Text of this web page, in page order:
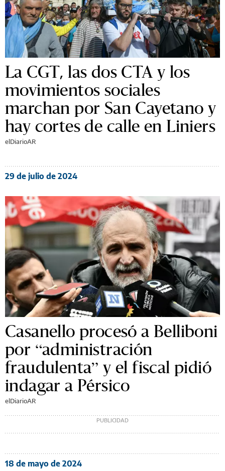
La CGT, las dos CTA y los
movimientos sociales
marchan por San Cayetano y
hay cortes de calle en Liniers
elDiarioAR
29 de julio de 2024
Casanello procesó a Belliboni
por “administración
fraudulenta” y el fiscal pidió
indagar a Pérsico
elDiarioAR
18 de mayo de 2024